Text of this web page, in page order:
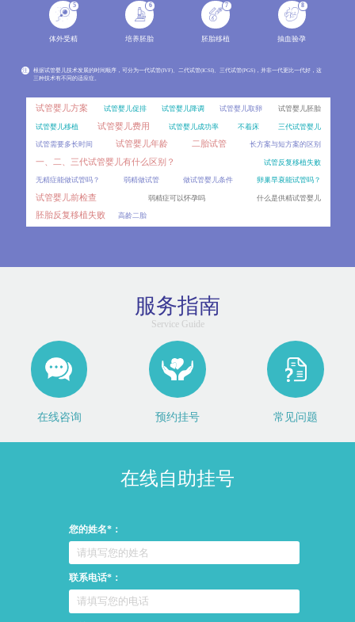
移植后出血是宫外孕吗？
2026-08
2026-08
人工授精一个周期做1次和做2次，成功率差别大吗？
很多准备做人工授精的患者都会问，一个周期内到底能做几次操作？周期次数的常规范围、影响因素，同时分
06
2026-08
内膜调理要多久？冻胚移植的时间成本比鲜胚高多少？
5
体外受精
6
培养胚胎
7
胚胎移植
8
抽血验孕
注
根据试管婴儿技术发展的时间顺序，可分为一代试管(IVF)、二代试管(ICSI)、三代试管(PGS)，并非一代更比一代好，这
三种技术有不同的适应症。
试管婴儿方案 试管婴儿促排 试管婴儿降调 试管婴儿取卵 试管婴儿胚胎
试管婴儿移植 试管婴儿费用 试管婴儿成功率 不着床 三代试管婴儿
试管需要多长时间 试管婴儿年龄 二胎试管 长方案与短方案的区别
一、二、三代试管婴儿有什么区别？ 试管反复移植失败
无精症能做试管吗？ 弱精做试管 做试管婴儿条件 卵巢早衰能试管吗？
试管婴儿前检查 弱精症可以怀孕吗 什么是供精试管婴儿
胚胎反复移植失败 高龄二胎
服务指南
Service Guide
在线咨询 预约挂号 常见问题
在线自助挂号
您的姓名*：
联系电话*：